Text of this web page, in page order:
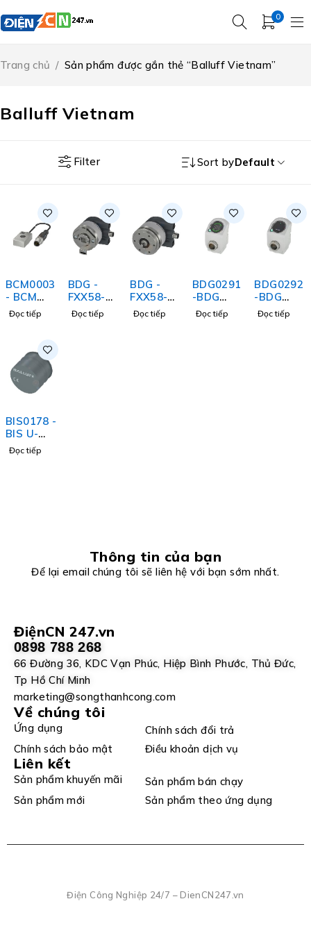
0
Balluff Vietnam
Trang chủ / Sản phẩm được gắn thẻ “Balluff Vietnam”
Filter Sort byDefault
BCM0003
- BCM
R16E-
004-CI02
Vietnam
Đọc tiếp
BDG -
FXX58-
BC
Balluff
Đọc tiếp
BDG -
FXX58-
PS/SS
Balluff
Đọc tiếp
BDG0291
-BDG
DA160-
H020
Đọc tiếp
BDG0292
-BDG
DA060-
H020
Đọc tiếp
BIS0178 -
BIS U-
142-
A0/C1M-
Đọc tiếp
ĐiệnCN 247.vn
0898 788 268
66 Đường 36, KDC Vạn Phúc, Hiệp Bình Phước, Thủ Đức,
Tp Hồ Chí Minh
marketing@songthanhcong.com
Về chúng tôi
Ứng dụng
Chính sách đổi trả
Chính sách bảo mật
Điều khoản dịch vụ
Liên kết
Sản phẩm khuyến mãi
Sản phẩm bán chạy
Sản phẩm mới
Sản phẩm theo ứng dụng
Thông tin của bạn
Để lại email chúng tôi sẽ liên hệ với bạn sớm nhất.
Điện Công Nghiệp 24/7 – DienCN247.vn